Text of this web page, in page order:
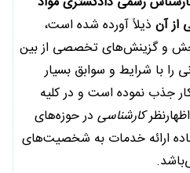
از آن ذیلاً آورده شده است،
و گزینش‌های تخصصی از بین
را با شرایط و سوابق بسیار
جذب نموده است و در کلیه
کارشناسی در حوزه‌های
ارائه خدمات به شخصیت‌های